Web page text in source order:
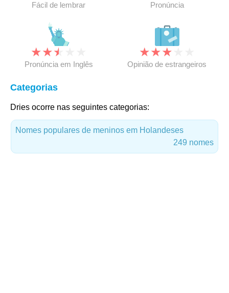
Fácil de lembrar Pronúncia
★★★
Pronúncia em Inglês
★★★
Opinião de estrangeiros
Categorias
Dries ocorre nas seguintes categorias:
Nomes populares de meninos em Holandeses
249 nomes